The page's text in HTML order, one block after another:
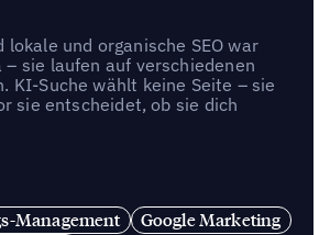
lokale und organische SEO war
– sie laufen auf verschiedenen
KI-Suche wählt keine Seite – sie
sie entscheidet, ob sie dich
Management
Google Marketing